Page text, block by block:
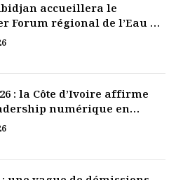
accueillera le
Forum régional de l’Eau de
de l’Ouest
: la Côte d’Ivoire affirme
numérique en